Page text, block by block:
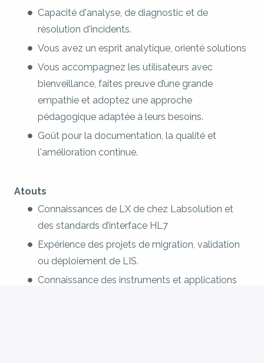
Capacité d'analyse, de diagnostic et de
résolution d'incidents.
Vous avez un esprit analytique, orienté solutions
Vous accompagnez les utilisateurs avec
bienveillance, faites preuve d’une grande
empathie et adoptez une approche
pédagogique adaptée à leurs besoins.
Goût pour la documentation, la qualité et
l'amélioration continue.
Atouts
Connaissances de LX de chez Labsolution et
des standards d’interface HL7
Expérience des projets de migration, validation
ou déploiement de LIS.
Connaissance des instruments et applications